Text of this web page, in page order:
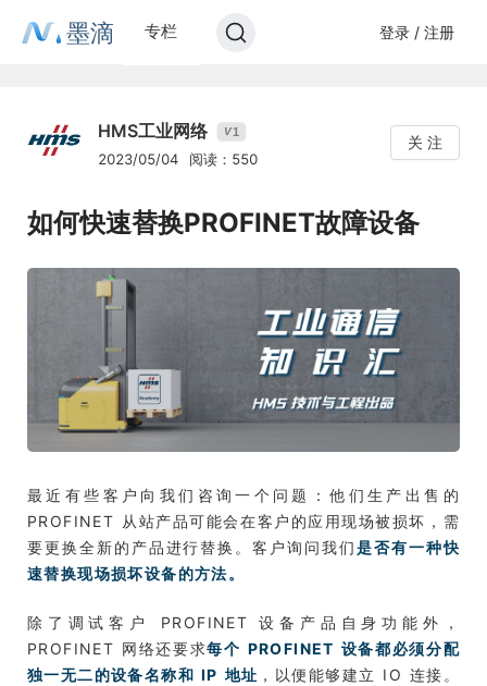
墨滴 专栏 登录 / 注册
HMS工业网络 V1
2023/05/04 阅读：550
关 注
如何快速替换PROFINET故障设备
最近有些客户向我们咨询一个问题：他们生产出售的
PROFINET 从站产品可能会在客户的应用现场被损坏，需
要更换全新的产品进行替换。客户询问我们是否有一种快
速替换现场损坏设备的方法。
除了调试客户 PROFINET 设备产品自身功能外，
PROFINET 网络还要求每个 PROFINET 设备都必须分配
独一无二的设备名称和 IP 地址 ，以便能够建立 IO 连接。